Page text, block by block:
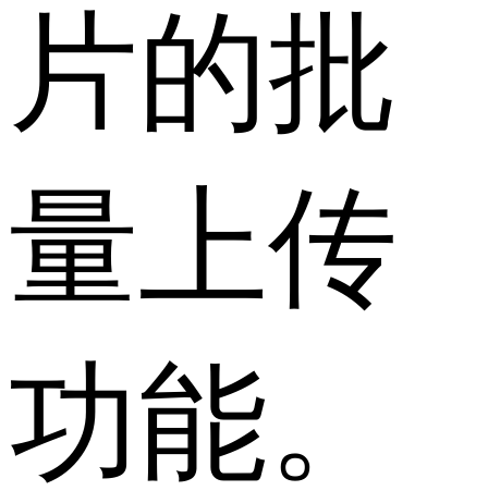
片的批
量上传
功能。